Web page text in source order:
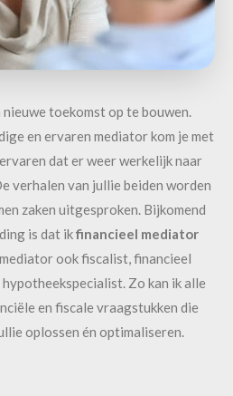
toekomst op te bouwen.
en ervaren mediator kom je met
dat er weer werkelijk naar
verhalen van jullie beiden worden
zaken uitgesproken. Bijkomend
is dat ikfinancieel mediator
ook fiscalist, financieel
Zo kan ik alle
en fiscale vraagstukken die
oplossen én optimaliseren.